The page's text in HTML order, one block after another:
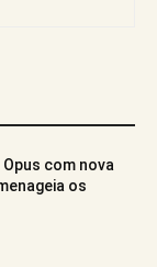
Opus com nova
os